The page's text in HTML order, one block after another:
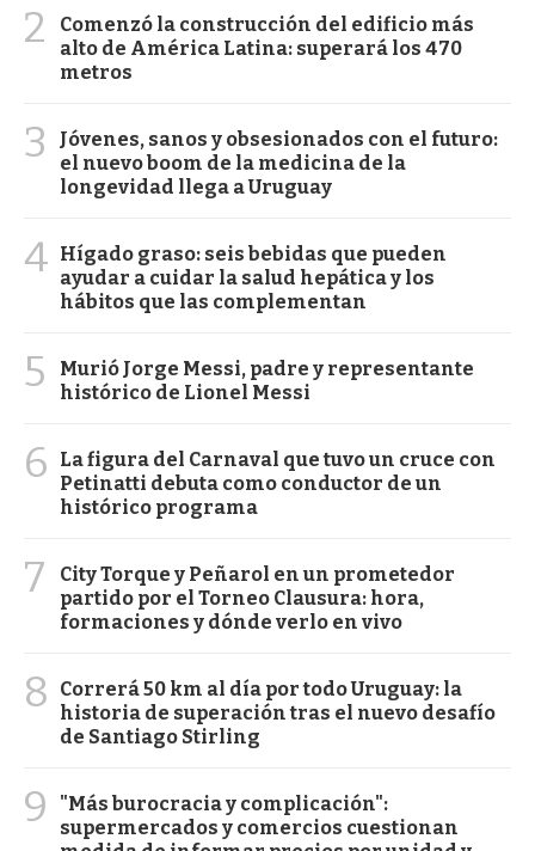
2
Comenzó la construcción del edificio más
alto de América Latina: superará los 470
metros
3
Jóvenes, sanos y obsesionados con el futuro:
el nuevo boom de la medicina de la
longevidad llega a Uruguay
4 Hígado graso: seis bebidas que pueden
ayudar a cuidar la salud hepática y los
hábitos que las complementan
5
Murió Jorge Messi, padre y representante
histórico de Lionel Messi
6
La figura del Carnaval que tuvo un cruce con
Petinatti debuta como conductor de un
histórico programa
7
City Torque y Peñarol en un prometedor
partido por el Torneo Clausura: hora,
formaciones y dónde verlo en vivo
8
Correrá 50 km al día por todo Uruguay: la
historia de superación tras el nuevo desafío
de Santiago Stirling
9
"Más burocracia y complicación":
supermercados y comercios cuestionan